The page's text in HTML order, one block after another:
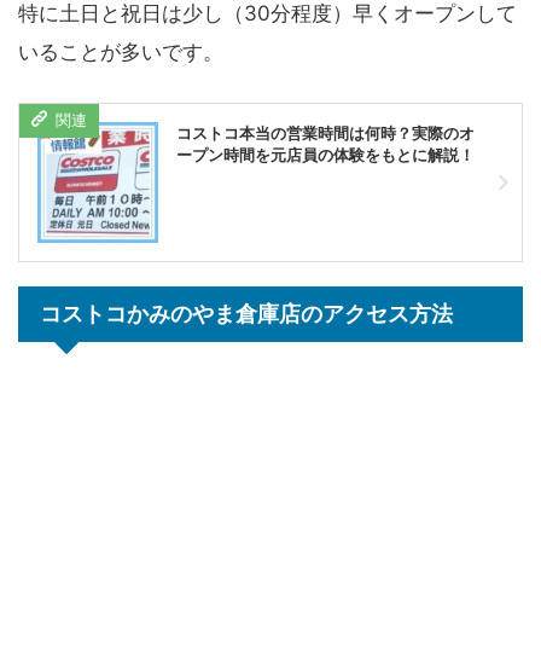
特に土日と祝日は少し（30分程度）早くオープンして
いることが多いです。
コストコ本当の営業時間は何時？実際のオ
ープン時間を元店員の体験をもとに解説！
コストコかみのやま倉庫店のアクセス方法